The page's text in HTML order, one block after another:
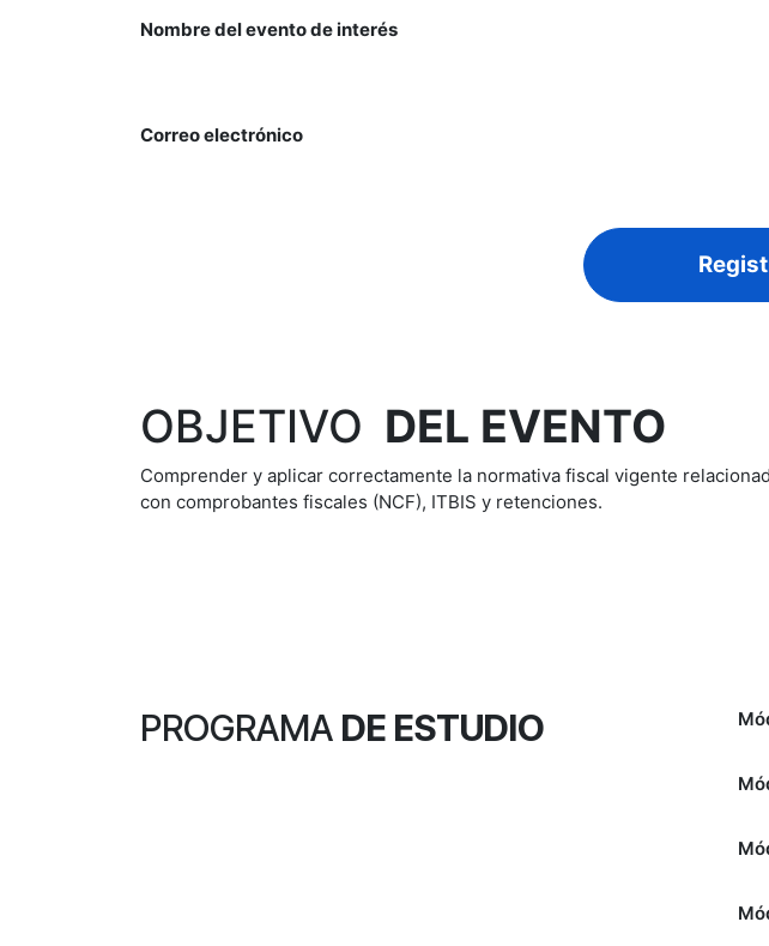
Nombre del evento de interés
Correo electrónico
OBJETIVO DEL EVENTO
Comprender y aplicar correctamente la normativa fiscal vigente
con comprobantes fiscales (NCF), ITBIS y retenciones.
PROGRAMA DE ESTUDIO